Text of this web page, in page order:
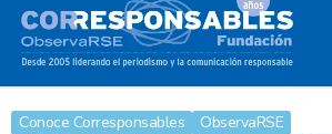
Conoce Corresponsables
ObservaRSE